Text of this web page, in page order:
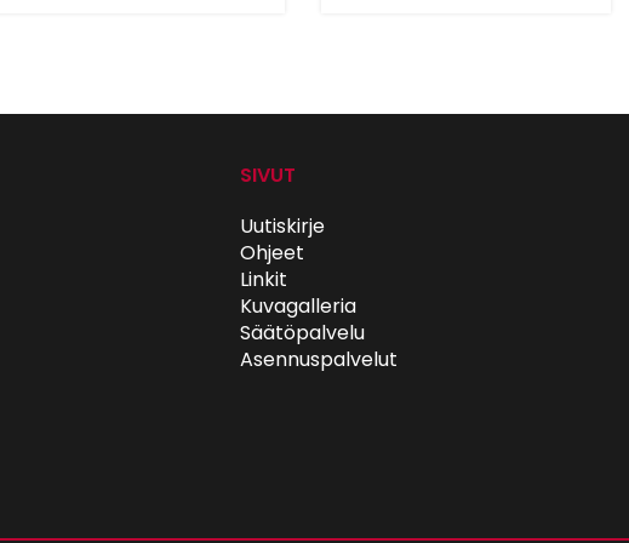
SIVUT
Uutiskirje
Ohjeet
Linkit
Kuvagalleria
Säätöpalvelu
Asennuspalvelut